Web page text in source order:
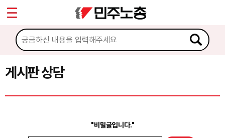
게시판 상담
"비밀글입니다."
마이페이지
소개
소식
노동상담
Sketchbook5, 스케치북5
Sketchbook5, 스케치북5